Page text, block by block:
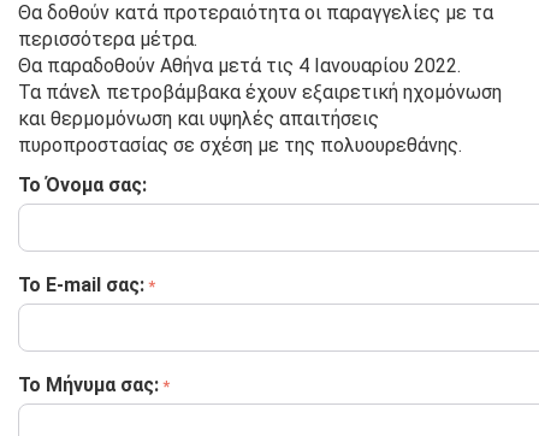
Θα δοθούν κατά προτεραιότητα οι παραγγελίες με τα
περισσότερα μέτρα.
Θα παραδοθούν Αθήνα μετά τις 4 Ιανουαρίου 2022.
Τα πάνελ πετροβάμβακα έχουν εξαιρετική ηχομόνωση
και θερμομόνωση και υψηλές απαιτήσεις
πυροπροστασίας σε σχέση με της πολυουρεθάνης.
Το Όνομα σας:
Το E-mail σας:
Το Μήνυμα σας: